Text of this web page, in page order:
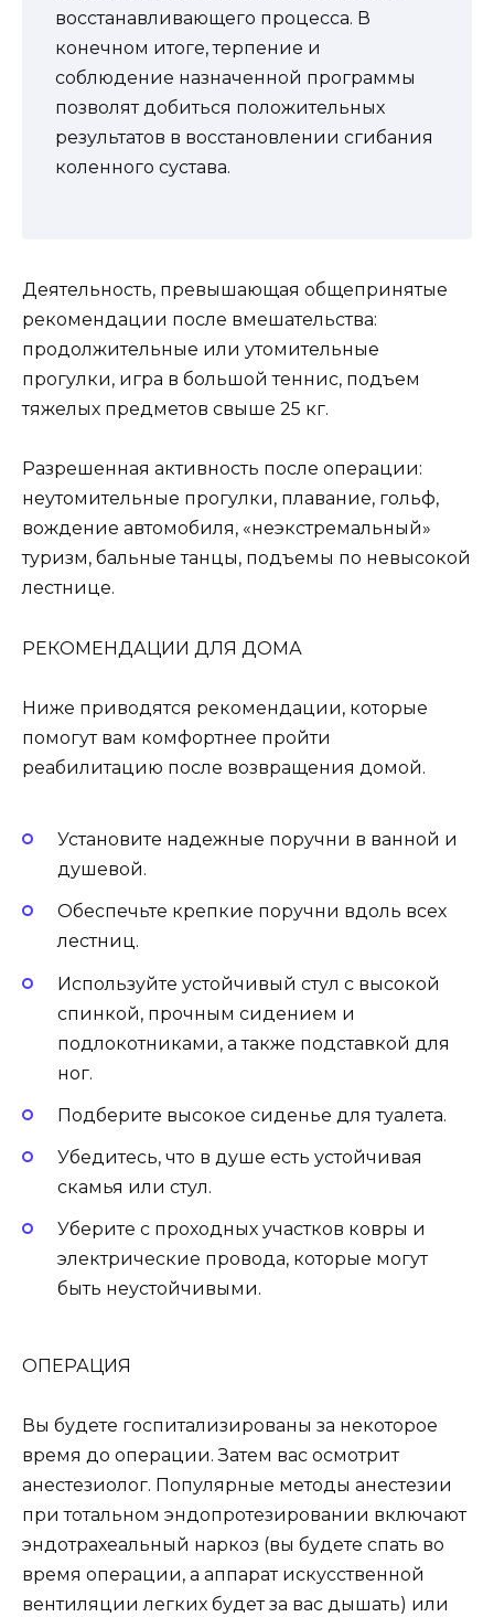
восстанавливающего процесса. В
конечном итоге, терпение и
соблюдение назначенной программы
позволят добиться положительных
результатов в восстановлении сгибания
коленного сустава.
Деятельность, превышающая общепринятые
рекомендации после вмешательства:
продолжительные или утомительные
прогулки, игра в большой теннис, подъем
тяжелых предметов свыше 25 кг.
Разрешенная активность после операции:
неутомительные прогулки, плавание, гольф,
вождение автомобиля, «неэкстремальный»
туризм, бальные танцы, подъемы по невысокой
лестнице.
РЕКОМЕНДАЦИИ ДЛЯ ДОМА
Ниже приводятся рекомендации, которые
помогут вам комфортнее пройти
реабилитацию после возвращения домой.
Установите надежные поручни в ванной и
душевой.
Обеспечьте крепкие поручни вдоль всех
лестниц.
Используйте устойчивый стул с высокой
спинкой, прочным сидением и
подлокотниками, а также подставкой для
ног.
Подберите высокое сиденье для туалета.
Убедитесь, что в душе есть устойчивая
скамья или стул.
Уберите с проходных участков ковры и
электрические провода, которые могут
быть неустойчивыми.
ОПЕРАЦИЯ
Вы будете госпитализированы за некоторое
время до операции. Затем вас осмотрит
анестезиолог. Популярные методы анестезии
при тотальном эндопротезировании включают
эндотрахеальный наркоз (вы будете спать во
время операции, а аппарат искусственной
вентиляции легких будет за вас дышать) или